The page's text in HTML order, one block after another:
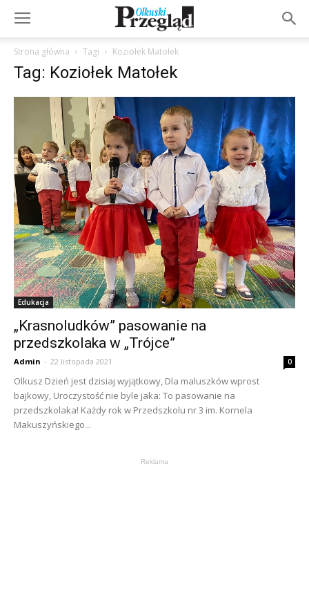
Strona główna Tagi Koziołek Matołek
Tag: Koziołek Matołek
Edukacja
„Krasnoludków” pasowanie na
przedszkolaka w „Trójce”
Admin - 22 listopada 2021 0
Olkusz Dzień jest dzisiaj wyjątkowy, Dla maluszków wprost
bajkowy, Uroczystość nie byle jaka: To pasowanie na
przedszkolaka! Każdy rok w Przedszkolu nr 3 im. Kornela
Makuszyńskiego...
Reklama